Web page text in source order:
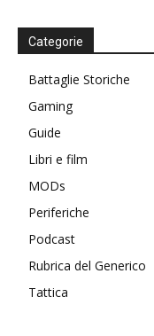
Categorie
Battaglie Storiche
Gaming
Guide
Libri e film
MODs
Periferiche
Podcast
Rubrica del Generico
Tattica